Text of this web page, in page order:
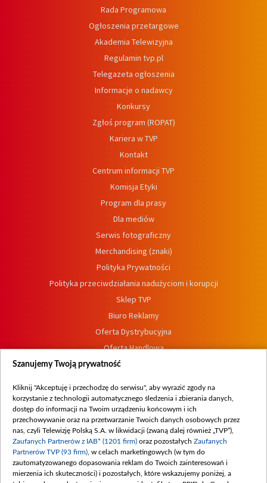
Rada Programowa
Ogłoszenia przetargowe
Akademia Telewizyjna
Regulamin tvp.pl
Telegazeta ogłoszenia
Informacje o nadawcy
Konkursy
Zgłoś program (ROPAT)
Kariera w TVP
Kontakt
Centrum informacji TVP
Komisja Etyki
Program dla prasy
Dla mediów
Serwis fotograficzny
Merchandising (znaki)
Polityka Prywatności
Polityka przeciwdziałania nadużyciom i korupcji
Sklep TVP
Biuro Reklamy
Oferta Dystrybucyjna
Oferta Handlowa
Dostępność
Procedura zgłoszeń wewnętrznych
Szanujemy Twoją prywatność
Kliknij "Akceptuję i przechodzę do serwisu", aby wyrazić zgody na
korzystanie z technologii automatycznego śledzenia i zbierania danych,
dostęp do informacji na Twoim urządzeniu końcowym i ich
przechowywanie oraz na przetwarzanie Twoich danych osobowych przez
nas, czyli Telewizję Polską S.A. w likwidacji (zwaną dalej również „TVP”),
Zaufanych Partnerów z IAB* (1201 firm) oraz pozostałych Zaufanych
Partnerów TVP (93 firm) , w celach marketingowych (w tym do
zautomatyzowanego dopasowania reklam do Twoich zainteresowań i
mierzenia ich skuteczności) i pozostałych, które wskazujemy poniżej, a